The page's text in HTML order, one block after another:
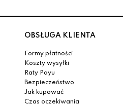
OBSŁUGA KLIENTA
Formy płatności
Koszty wysyłki
Raty Payu
Bezpieczeństwo
Jak kupować
Czas oczekiwania